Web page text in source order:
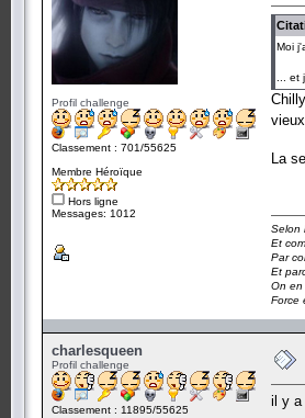
Profil challenge
Classement : 701/55625
Membre Héroïque
Hors ligne
Messages: 1012
Moi
...
La
Selon
Et
Par
Et
On en
Force
charlesqueen
Profil challenge
Classement : 11895/55625
il y a